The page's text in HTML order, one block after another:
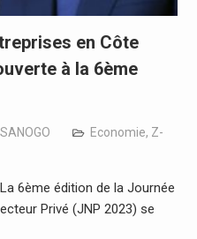
en Côte
à la 6ème
Economie, Z-
6ème édition de la Journée
Privé (JNP 2023) se